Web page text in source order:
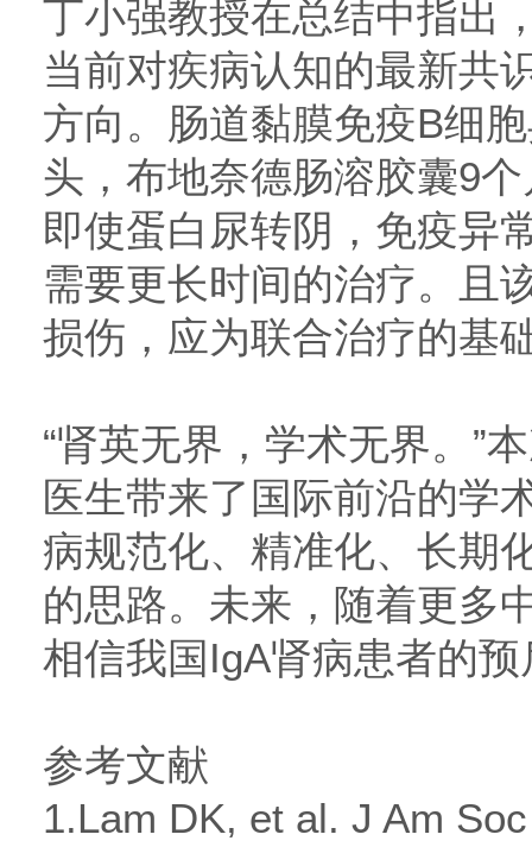
丁小强教授在总结中指出
当前对疾病认知的最新共
方向。肠道黏膜免疫B细
头，布地奈德肠溶胶囊9
即使蛋白尿转阴，免疫异
需要更长时间的治疗。且
损伤，应为联合治疗的基
“肾英无界，学术无界。”
医生带来了国际前沿的学
病规范化、精准化、长期
的思路。未来，随着更多
相信我国IgA肾病患者的
参考文献
1.Lam DK, et al. J Am